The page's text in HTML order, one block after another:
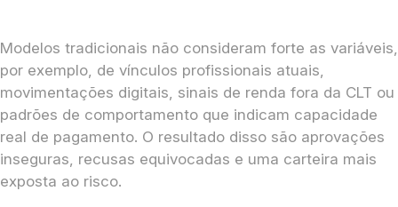
Modelos tradicionais não consideram forte as variáveis,
por exemplo, de vínculos profissionais atuais,
movimentações digitais, sinais de renda fora da CLT ou
padrões de comportamento que indicam capacidade
real de pagamento. O resultado disso são aprovações
inseguras, recusas equivocadas e uma carteira mais
exposta ao risco.